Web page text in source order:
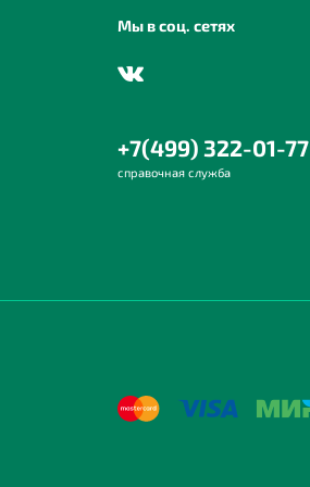
Мы в соц. сетях
+7(499) 322-01-77
справочная служба